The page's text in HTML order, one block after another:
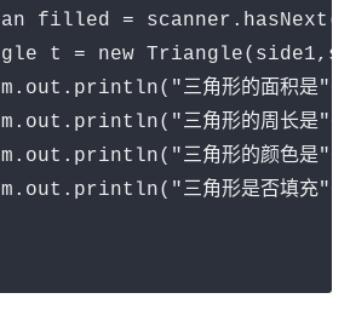
filled =
t = new
三角形的面积是
三角形的周长是
三角形的颜色是
三角形是否填充